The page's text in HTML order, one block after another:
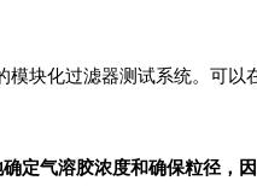
块化过滤器测试系统。可
定气溶胶浓度和确保粒径，